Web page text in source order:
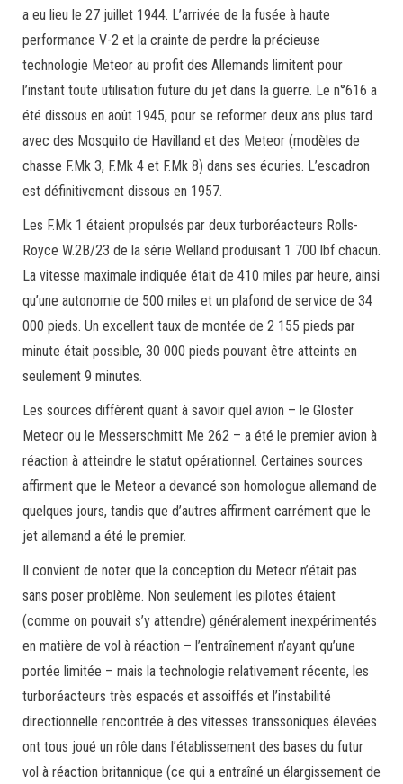
a eu lieu le 27 juillet 1944. L’arrivée de la fusée à haute
performance V-2 et la crainte de perdre la précieuse
technologie Meteor au profit des Allemands limitent pour
l’instant toute utilisation future du jet dans la guerre. Le n°616 a
été dissous en août 1945, pour se reformer deux ans plus tard
avec des Mosquito de Havilland et des Meteor (modèles de
chasse F.Mk 3, F.Mk 4 et F.Mk 8) dans ses écuries. L’escadron
est définitivement dissous en 1957.
Les F.Mk 1 étaient propulsés par deux turboréacteurs Rolls-
Royce W.2B/23 de la série Welland produisant 1 700 lbf chacun.
La vitesse maximale indiquée était de 410 miles par heure, ainsi
qu’une autonomie de 500 miles et un plafond de service de 34
000 pieds. Un excellent taux de montée de 2 155 pieds par
minute était possible, 30 000 pieds pouvant être atteints en
seulement 9 minutes.
Les sources diffèrent quant à savoir quel avion – le Gloster
Meteor ou le Messerschmitt Me 262 – a été le premier avion à
réaction à atteindre le statut opérationnel. Certaines sources
affirment que le Meteor a devancé son homologue allemand de
quelques jours, tandis que d’autres affirment carrément que le
jet allemand a été le premier.
Il convient de noter que la conception du Meteor n’était pas
sans poser problème. Non seulement les pilotes étaient
(comme on pouvait s’y attendre) généralement inexpérimentés
en matière de vol à réaction – l’entraînement n’ayant qu’une
portée limitée – mais la technologie relativement récente, les
turboréacteurs très espacés et assoiffés et l’instabilité
directionnelle rencontrée à des vitesses transsoniques élevées
ont tous joué un rôle dans l’établissement des bases du futur
vol à réaction britannique (ce qui a entraîné un élargissement de